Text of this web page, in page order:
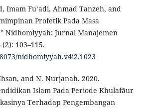
Imam Fu’adi, Ahmad Tanzeh, and
Profetik Pada Masa
Nidhomiyyah: Jurnal Manajemen
103–115.
nidhomiyyah.v4i2.1023
and N. Nurjanah. 2020.
Islam Pada Periode Khulafāur
Terhadap Pengembangan